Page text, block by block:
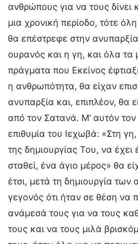
ανθρώπους για να τους δίνει
μια χρονική περίοδο, τότε
θα επέστρεφε στην
ουρανός και η γη, και όλα τα
πράγματα που Εκείνος
η ανθρωπότητα, θα είχαν
ανυπαρξία και, επιπλέον, θα
από τον Σατανά. Μ’ αυτόν
επιθυμία του Ιεχωβά: «Στη
της δημιουργίας Του, να έχει
σταθεί, ένα άγιο μέρος» θα
έτσι, μετά τη δημιουργία
γεγονός ότι ήταν σε θέση να
ανάμεσά τους για να τους
τους και να τους μιλά